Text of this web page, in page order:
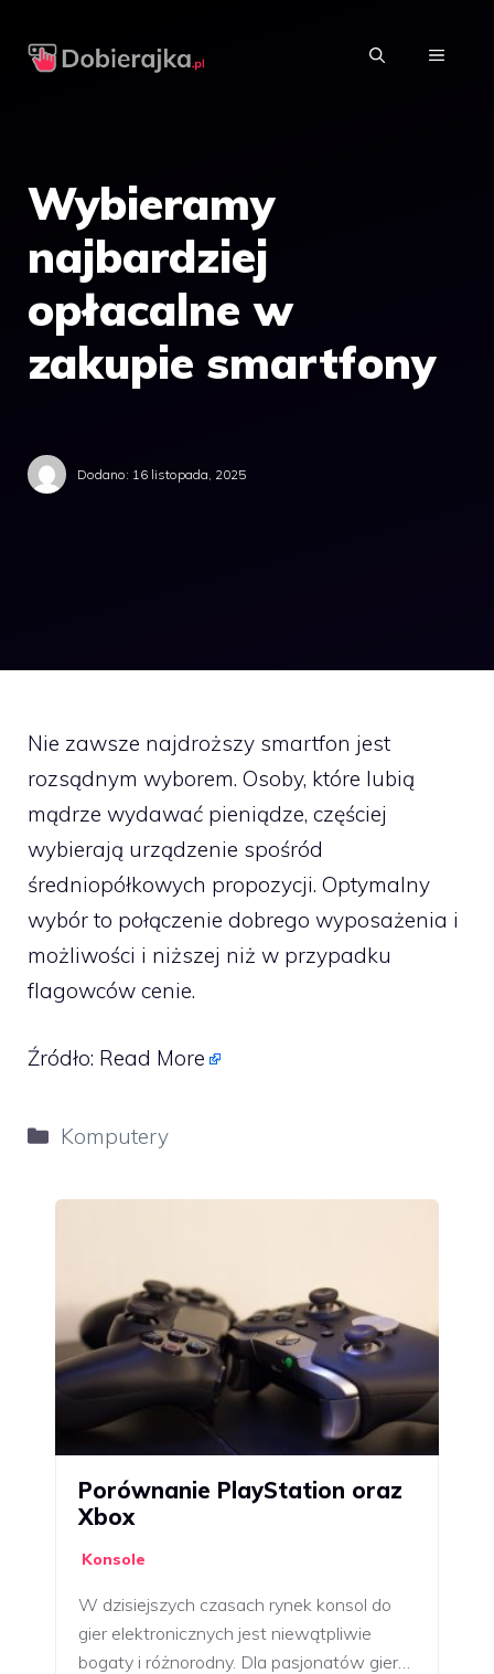
MENU
Wybieramy
najbardziej
opłacalne w
zakupie smartfony
Dodano: 16 listopada, 2025
Nie zawsze najdroższy smartfon jest
rozsądnym wyborem. Osoby, które lubią
mądrze wydawać pieniądze, częściej
wybierają urządzenie spośród
średniopółkowych propozycji. Optymalny
wybór to połączenie dobrego wyposażenia i
możliwości i niższej niż w przypadku
flagowców cenie.
Źródło: Read More
Kategorie
Komputery
Porównanie PlayStation oraz
Xbox
Konsole
W dzisiejszych czasach rynek konsol do
gier elektronicznych jest niewątpliwie
bogaty i różnorodny. Dla pasjonatów gier…